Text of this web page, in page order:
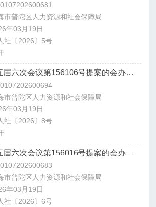
市普陀区人力资源和社会保障局
年03月19日
社〔2026〕5号
对区政协十五届六次会议第156106号提案的会办意见
市普陀区人力资源和社会保障局
年03月19日
社〔2026〕8号
对区政协十五届六次会议第156016号提案的会办意见
市普陀区人力资源和社会保障局
年03月19日
社〔2026〕6号